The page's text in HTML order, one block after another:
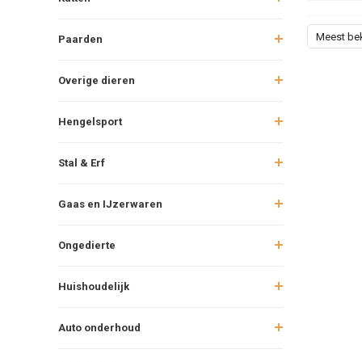
Paarden
Overige dieren
Hengelsport
Stal & Erf
Gaas en IJzerwaren
Ongedierte
Huishoudelijk
Auto onderhoud
Meest